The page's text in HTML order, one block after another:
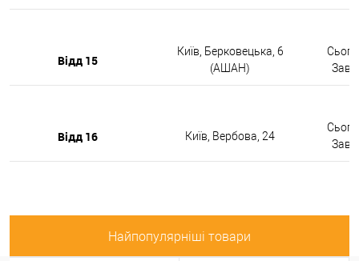
Відд 15
Київ, Берковецька, 6
(АШАН)
Відд 16 Київ, Вербова, 24
Найпопулярніші товари